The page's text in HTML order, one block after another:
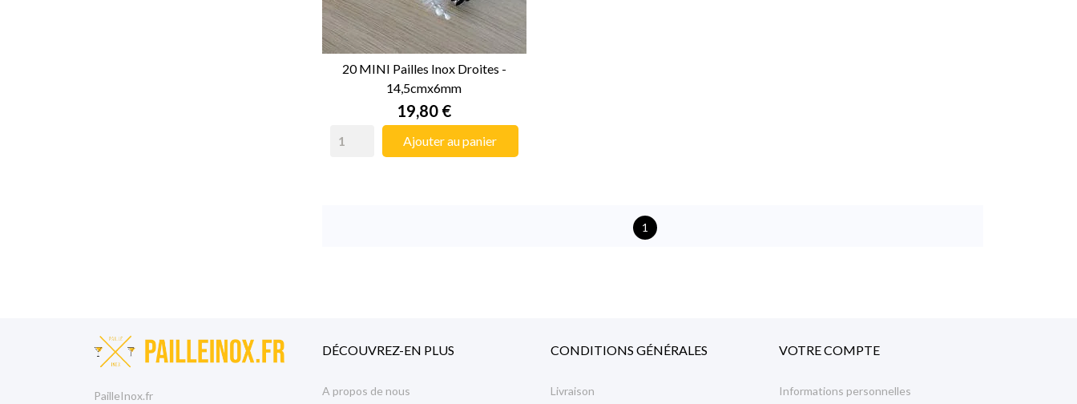
20 MINI Pailles Inox Droites -
14,5cmx6mm
Prix
19,80 €
Ajouter au panier
1
PailleInox.fr
DÉCOUVREZ-EN PLUS
A propos de nous
CONDITIONS GÉNÉRALES
Livraison
VOTRE COMPTE
Informations personnelles